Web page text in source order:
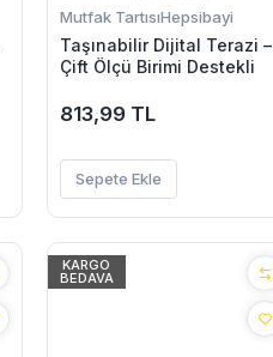
Mutfak TartısıHepsibayi
Taşınabilir Dijital Terazi –
Çift Ölçü Birimi Destekli
813,99 TL
Sepete Ekle
KARGO
BEDAVA